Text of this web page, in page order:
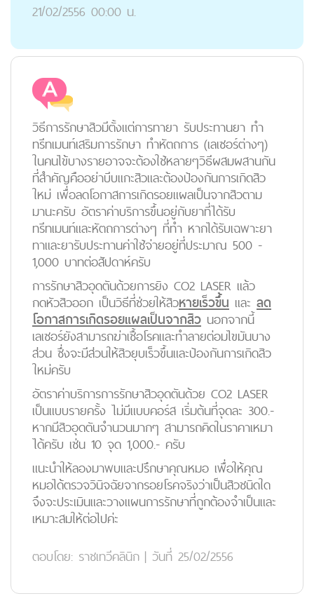
21/02/2556 00:00 น.
วิธีการรักษาสิวมีตั้งแต่การทายา รับประทานยา ทำ
ทรีทเมนท์เสริมการรักษา ทำหัตถการ (เลเซอร์ต่างๆ)
ในคนไข้บางรายอาจจะต้องใช้หลายๆวิธีผสมผสานกัน
ที่สำคัญคืออย่าบีบแกะสิวและต้องป้องกันการเกิดสิว
ใหม่ เพื่อลดโอกาสการเกิดรอยแผลเป็นจากสิวตาม
มานะครับ อัตราค่าบริการขึ้นอยู่กับยาที่ได้รับ
ทรีทเมนท์และหัตถการต่างๆ ที่ทำ หากได้รับเฉพาะยา
ทาและยารับประทานค่าใช้จ่ายอยู่ที่ประมาณ 500 -
1,000 บาทต่อสัปดาห์ครับ
การรักษาสิวอุดตันด้วยการยิง CO2 LASER แล้ว
กดหัวสิวออก เป็นวิธีที่ช่วยให้สิวหายเร็วขึ้น และ ลด
โอกาสการเกิดรอยแผลเป็นจากสิว นอกจากนี้
เลเซอร์ยังสามารถฆ่าเชื้อโรคและทำลายต่อมไขมันบาง
ส่วน ซึ่งจะมีส่วนให้สิวยุบเร็วขึ้นและป้องกันการเกิดสิว
ใหม่ครับ
อัตราค่าบริการการรักษาสิวอุดตันด้วย CO2 LASER
เป็นแบบรายครั้ง ไม่มีแบบคอร์ส เริ่มต้นที่จุดละ 300.-
หากมีสิวอุดตันจำนวนมากๆ สามารถคิดในราคาเหมา
ได้ครับ เช่น 10 จุด 1,000.- ครับ
แนะนำให้ลองมาพบและปรึกษาคุณหมอ เพื่อให้คุณ
หมอได้ตรวจวินิจฉัยจากรอยโรคจริงว่าเป็นสิวชนิดใด
จึงจะประเมินและวางแผนการรักษาที่ถูกต้องจำเป็นและ
เหมาะสมให้ต่อไปค่ะ
ตอบโดย: ราชเทวีคลินิก | วันที่ 25/02/2556